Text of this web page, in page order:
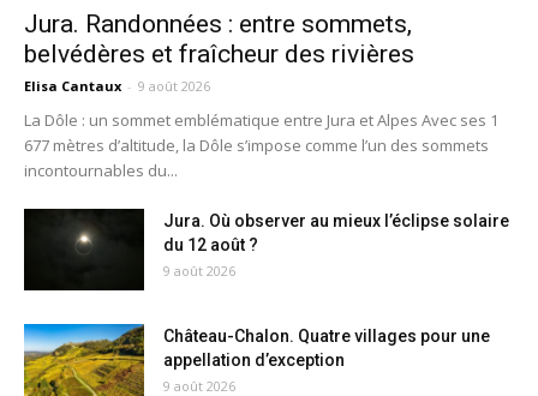
Jura. Randonnées : entre sommets,
belvédères et fraîcheur des rivières
Elisa Cantaux - 9 août 2026
La Dôle : un sommet emblématique entre Jura et Alpes Avec ses 1
677 mètres d’altitude, la Dôle s’impose comme l’un des sommets
incontournables du...
Jura. Où observer au mieux l’éclipse solaire
du 12 août ?
9 août 2026
Château-Chalon. Quatre villages pour une
appellation d’exception
9 août 2026